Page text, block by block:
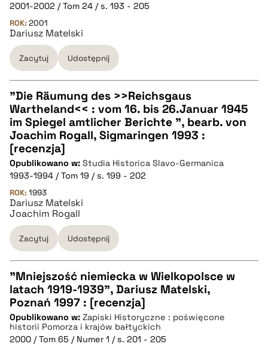
pobierz cytat
BIBTEX
pobierz cytat
2001-2002 / Tom 24 / s. 193 - 205
ROK: 2001
Dariusz Matelski
Zacytuj Udostępnij
CZYSTY TEKST
pobierz cytat
BIBTEX
pobierz cytat
"Die Räumung des >>Reichsgaus
Wartheland<< : vom 16. bis 26.Januar 1945
im Spiegel amtlicher Berichte ", bearb. von
Joachim Rogall, Sigmaringen 1993 :
[recenzja]
Opublikowano w: Studia Historica Slavo-Germanica
1993-1994 / Tom 19 / s. 199 - 202
ROK: 1993
Dariusz Matelski
Joachim Rogall
Zacytuj Udostępnij
CZYSTY TEKST
pobierz cytat
"Mniejszość niemiecka w Wielkopolsce w
latach 1919-1939", Dariusz Matelski,
Poznań 1997 : [recenzja]
Opublikowano w: Zapiski Historyczne : poświęcone
historii Pomorza i krajów bałtyckich
2000 / Tom 65 / Numer 1 / s. 201 - 205